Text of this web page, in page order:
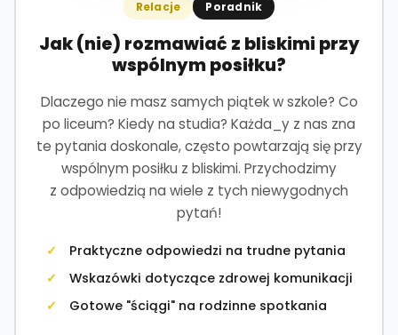
Relacje Poradnik
Jak (nie) rozmawiać z bliskimi przy
wspólnym posiłku?
Dlaczego nie masz samych piątek w szkole? Co
po liceum? Kiedy na studia? Każda_y z nas zna
te pytania doskonale, często powtarzają się przy
wspólnym posiłku z bliskimi. Przychodzimy
z odpowiedzią na wiele z tych niewygodnych
pytań!
Praktyczne odpowiedzi na trudne pytania
Wskazówki dotyczące zdrowej komunikacji
Gotowe "ściągi" na rodzinne spotkania